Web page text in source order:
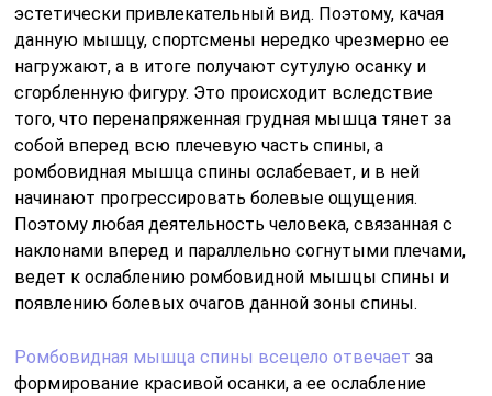
эстетически привлекательный вид. Поэтому, качая
данную мышцу, спортсмены нередко чрезмерно ее
нагружают, а в итоге получают сутулую осанку и
сгорбленную фигуру. Это происходит вследствие
того, что перенапряженная грудная мышца тянет за
собой вперед всю плечевую часть спины, а
ромбовидная мышца спины ослабевает, и в ней
начинают прогрессировать болевые ощущения.
Поэтому любая деятельность человека, связанная с
наклонами вперед и параллельно согнутыми плечами,
ведет к ослаблению ромбовидной мышцы спины и
появлению болевых очагов данной зоны спины.
Ромбовидная мышца спины всецело отвечает за
формирование красивой осанки, а ее ослабление